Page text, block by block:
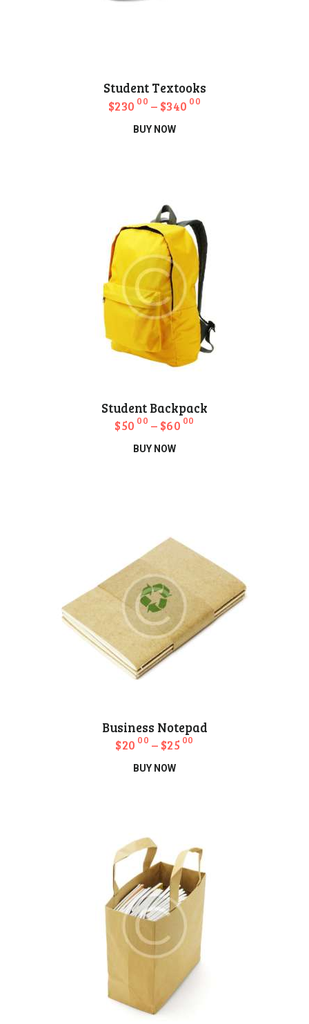
Student Textooks
$230 00 – $340 00
BUY NOW
var.
Seçenekler
ürün
sayfasından
seçilebilir
Student Backpack
$50 00 – $60 00
BUY NOW
var.
Seçenekler
ürün
sayfasından
seçilebilir
Business Notepad
$20 00 – $25 00
BUY NOW
varyasyonu
var.
Seçenekler
ürün
sayfasından